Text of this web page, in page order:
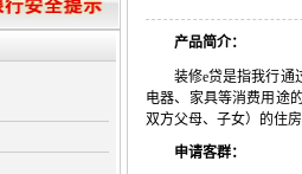
产品简介：
装修e贷是指我行通
电器、家具等消费用途
双方父母、子女）的住
申请客群：